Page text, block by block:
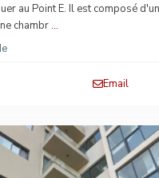
au Point E. Il est composé
chambr...
Email